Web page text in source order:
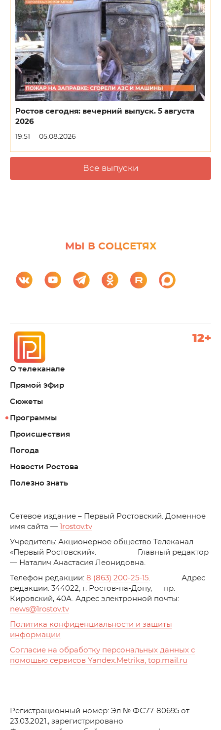
Ростов сегодня: вечерний выпуск. 5 августа
2026
19:51 05.08.2026
Все выпуски
МЫ В СОЦСЕТЯХ
О телеканале
Прямой эфир
Сюжеты
Программы
Происшествия
Погода
Новости Ростова
Полезно знать
12+
Cетевое издание – Первый Ростовский. Доменное
имя сайта — 1rostov.tv
Учредитель: Акционерное общество Телеканал
«Первый Ростовский». Главный редактор
— Наталич Анастасия Леонидовна.
Телефон редакции: 8 (863) 200-25-15 . Адрес
редакции: 344022, г. Ростов-на-Дону, пр.
Кировский, 40А. Адрес электронной почты:
news@1rostov.tv
Политика конфиденциальности и защиты
информации
Согласие на обработку персональных данных с
помощью сервисов Yandex.Metrika, top.mail.ru
Регистрационный номер: Эл № ФС77-80695 от
23.03.2021., зарегистрировано